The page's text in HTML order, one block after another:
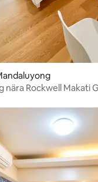
nära Rockwell Makati